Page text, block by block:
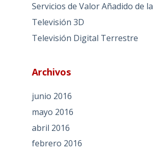
Servicios de Valor Añadido de
Televisión 3D
Televisión Digital Terrestre
Archivos
junio 2016
mayo 2016
abril 2016
febrero 2016